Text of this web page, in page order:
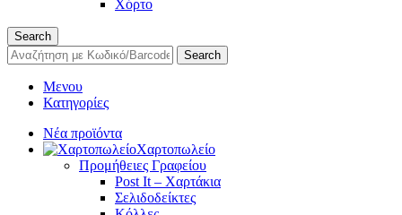
Χόρτο
Search
Search
Μενου
Κατηγορίες
Νέα προϊόντα
Χαρτοπωλείο
Προμήθειες Γραφείου
Post It – Χαρτάκια
Σελιδοδείκτες